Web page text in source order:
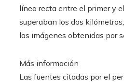
línea recta entre el primer y
superaban los dos
las imágenes obtenidas por
Más información
Las fuentes citadas por el